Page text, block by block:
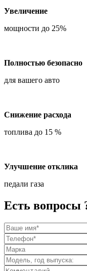
Увеличение
мощности до 25%
Полностью безопасно
для вашего авто
Снижение расхода
топлива до 15 %
Улучшение отклика
педали газа
Есть вопросы